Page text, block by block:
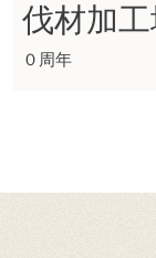
伐材加
０周年